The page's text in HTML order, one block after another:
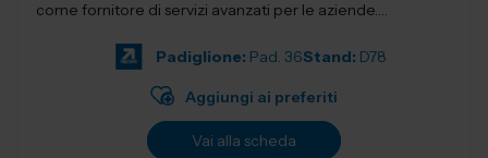
come fornitore di servizi avanzati per le aziende.
Padiglione: Pad. 36Stand: D78
Aggiungi ai preferiti
Vai alla scheda